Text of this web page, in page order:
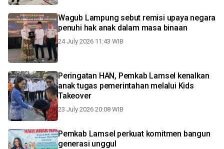
Wagub Lampung sebut remisi upaya negara
penuhi hak anak dalam masa binaan
24 July 2026 11:43 WIB
Peringatan HAN, Pemkab Lamsel kenalkan
anak tugas pemerintahan melalui Kids
Takeover
23 July 2026 20:08 WIB
Pemkab Lamsel perkuat komitmen bangun
generasi unggul